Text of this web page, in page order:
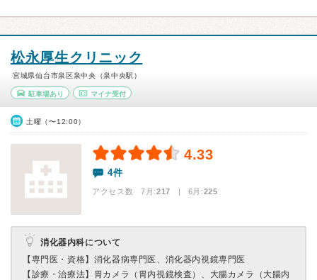
松永厚生クリニック
宮城県仙台市泉区泉中央（泉中央駅）
駐車場あり マイナ受付
土曜（〜12:00）
4.33
4件
アクセス数 7月:217 | 6月:225
消化器内科について
【専門医・資格】 消化器病専門医、消化器内視鏡専門医
【診療・治療法】 胃カメラ（胃内視鏡検査）、大腸カメラ（大腸内